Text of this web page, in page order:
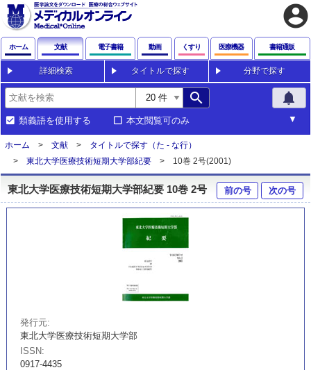
account_circle
ホーム 文献 電子書籍 動画 くすり 医療機器 書籍通販
詳細検索 タイトルで探す 分野で探す
search notifications
類義語を使用する 本文閲覧可のみ
ホーム 文献
タイトルで探す（た - な行）
東北大学医療技術短期大学部紀要
10巻 2号(2001)
東北大学医療技術短期大学部紀要 10巻 2号 前の号 次の号
発行元
東北大学医療技術短期大学部
ISSN
0917-4435